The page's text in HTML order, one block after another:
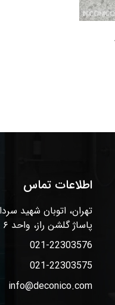
اطلاعات تماس
تهران، اتوبان شهید
پاساژ گلشن راز، واحد ۶
021-22303576
021-22303575
info@deconico.com